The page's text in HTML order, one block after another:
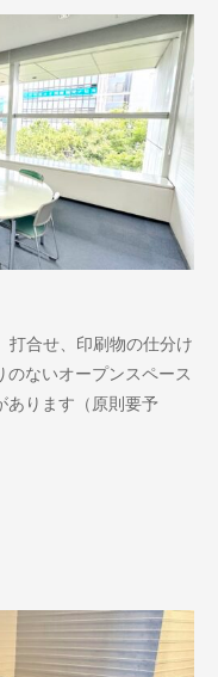
打合せ、印刷物の仕分け
ないオープンスペース
あります（原則要予